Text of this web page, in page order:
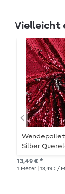
Vielleicht
Silber
13,49 € *
1 Meter | 13,49 € /